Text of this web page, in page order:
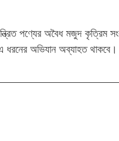
পণ্যের অবৈধ মজুদ কৃত্রিম
ধরনের অভিযান অব্যাহত থাকবে।